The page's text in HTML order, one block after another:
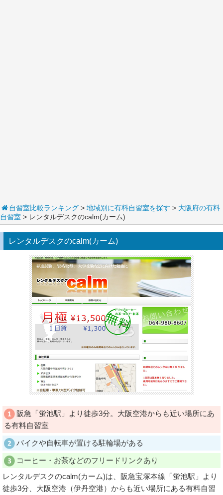
自習室比較ランキング > 地域別に有料自習室を探す > 大阪府の有料
自習室 > レンタルデスクのcalm(カーム)
レンタルデスクのcalm(カーム)
阪急「蛍池駅」より徒歩3分。大阪空港からも近い場所にあ
る有料自習室
バイクや自転車が置ける駐輪場がある
コーヒー・お茶などのフリードリンクあり
レンタルデスクのcalm(カーム)は、阪急宝塚本線「蛍池駅」より
徒歩3分、大阪空港（伊丹空港）からも近い場所にある有料自習